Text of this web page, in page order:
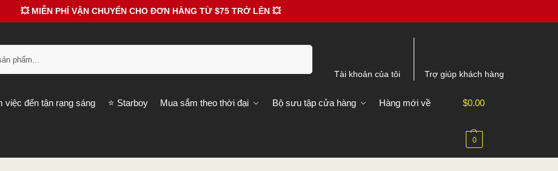
💥 MIỄN PHÍ VẬN CHUYỂN CHO ĐƠN HÀNG TỪ $75 TRỞ LÊN 💥
Tài khoản của tôi Trợ giúp khách hàng
việc đến tận rạng sáng ⭐️ Starboy Mua sắm theo thời đại Bộ sưu tập cửa hàng Hàng mới về $0.00
0